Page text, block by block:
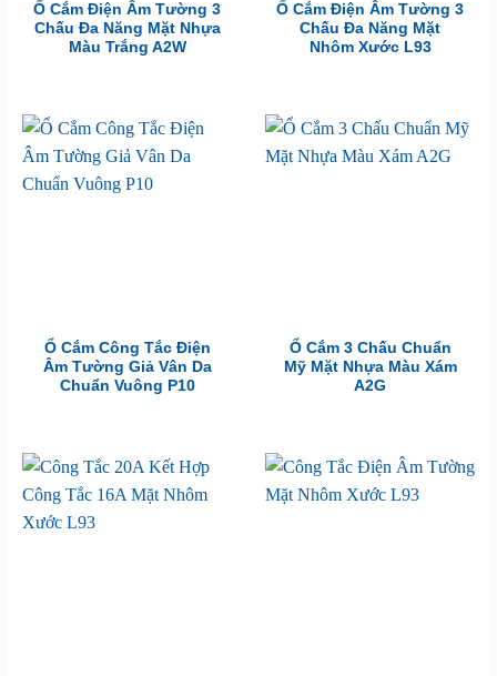
Ổ Cắm Điện Âm Tường 3
Chấu Đa Năng Mặt Nhựa
Màu Trắng A2W
Ổ Cắm Điện Âm Tường 3
Chấu Đa Năng Mặt
Nhôm Xước L93
Ổ Cắm Công Tắc Điện
Âm Tường Giả Vân Da
Chuẩn Vuông P10
Ổ Cắm 3 Chấu Chuẩn
Mỹ Mặt Nhựa Màu Xám
A2G